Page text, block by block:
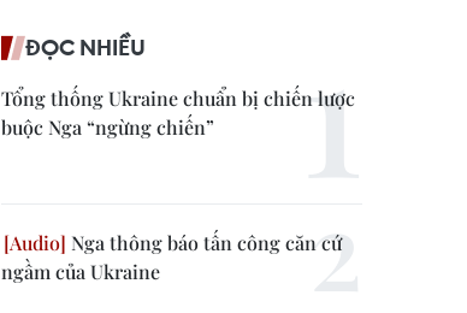
ĐỌC NHIỀU
Tổng thống Ukraine chuẩn bị chiến lược
buộc Nga “ngừng chiến”
Nga thông báo tấn công căn cứ
ngầm của Ukraine